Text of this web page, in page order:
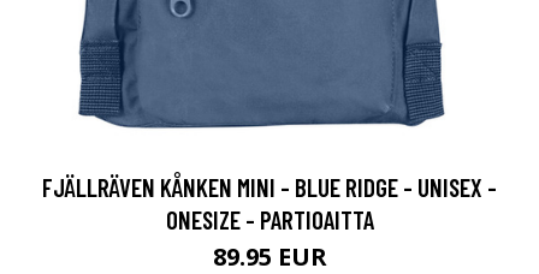
FJÄLLRÄVEN KÅNKEN MINI - BLUE RIDGE - UNISEX -
ONESIZE - PARTIOAITTA
89.95 EUR